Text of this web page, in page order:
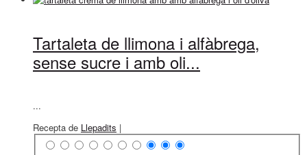
Tartaleta de llimona i alfàbrega,
sense sucre i amb oli...
...
Recepta de Llepadits |